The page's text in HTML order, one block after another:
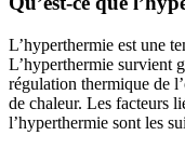
L’hyperthermie est une
L’hyperthermie survient
régulation thermique de
de chaleur. Les facteurs
l’hyperthermie sont les